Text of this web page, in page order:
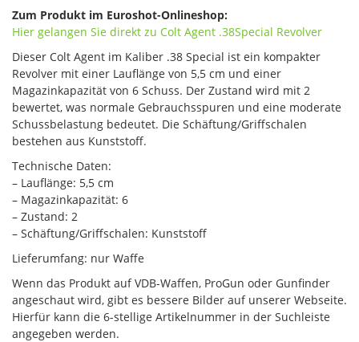
Zum Produkt im Euroshot-Onlineshop:
Hier gelangen Sie direkt zu Colt Agent​ .38Special Revolver
Dieser Colt Agent im Kaliber .38 Special ist ein kompakter
Revolver mit einer Lauflänge von 5,5 cm und einer
Magazinkapazität von 6 Schuss. Der Zustand wird mit 2
bewertet, was normale Gebrauchsspuren und eine moderate
Schussbelastung bedeutet. Die Schäftung/Griffschalen
bestehen aus Kunststoff.
Technische Daten:
– Lauflänge: 5,5 cm
– Magazinkapazität: 6
– Zustand: 2
– Schäftung/Griffschalen: Kunststoff
Lieferumfang: nur Waffe
Wenn das Produkt auf VDB-Waffen, ProGun oder Gunfinder
angeschaut wird, gibt es bessere Bilder auf unserer Webseite.
Hierfür kann die 6-stellige Artikelnummer in der Suchleiste
angegeben werden.